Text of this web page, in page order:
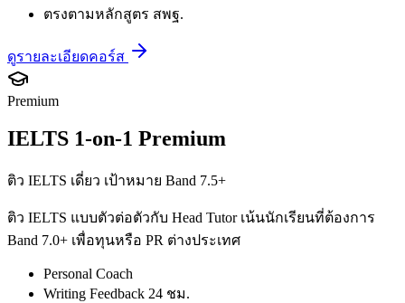
ตรงตามหลักสูตร สพฐ.
ดูรายละเอียดคอร์ส
Premium
IELTS 1-on-1 Premium
ติว IELTS เดี่ยว เป้าหมาย Band 7.5+
ติว IELTS แบบตัวต่อตัวกับ Head Tutor เน้นนักเรียนที่ต้องการ
Band 7.0+ เพื่อทุนหรือ PR ต่างประเทศ
Personal Coach
Writing Feedback 24 ชม.